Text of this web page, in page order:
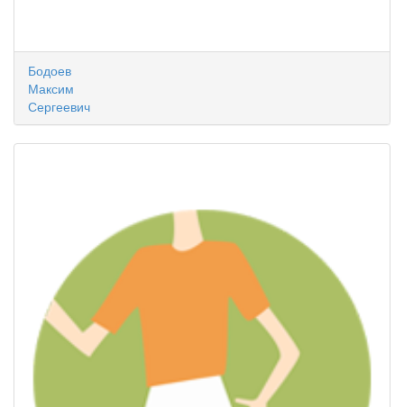
Бодоев
Максим
Сергеевич